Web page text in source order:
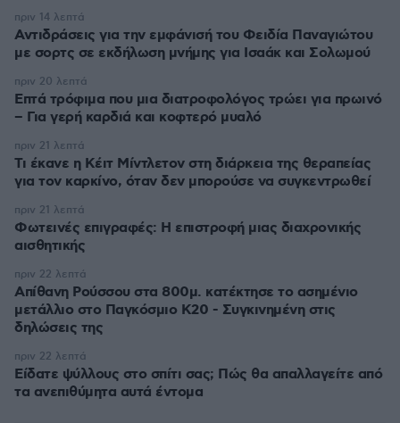
Αντιδράσεις για την εμφάνισή του Φειδία Παναγιώτου
με σορτς σε εκδήλωση μνήμης για Ισαάκ και Σολωμού
πριν 14 λεπτά
Επτά τρόφιμα που μια διατροφολόγος τρώει για πρωινό
– Για γερή καρδιά και κοφτερό μυαλό
πριν 20 λεπτά
Τι έκανε η Κέιτ Μίντλετον στη διάρκεια της θεραπείας
για τον καρκίνο, όταν δεν μπορούσε να συγκεντρωθεί
πριν 21 λεπτά
Φωτεινές επιγραφές: Η επιστροφή μιας διαχρονικής
αισθητικής
πριν 21 λεπτά
Απίθανη Ρούσσου στα 800μ. κατέκτησε το ασημένιο
μετάλλιο στο Παγκόσμιο Κ20 - Συγκινημένη στις
δηλώσεις της
πριν 22 λεπτά
Είδατε ψύλλους στο σπίτι σας; Πώς θα απαλλαγείτε από
τα ανεπιθύμητα αυτά έντομα
πριν 22 λεπτά